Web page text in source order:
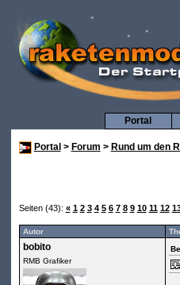
Portal
Portal > Forum > Rund um den
Seiten (43): « 1 2 3 4 5 6 7 8 9 10 11 12
Autor
bobito
RMB Grafiker